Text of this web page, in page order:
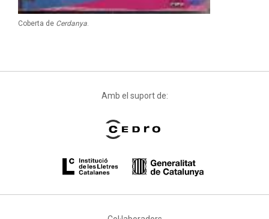
Coberta de Cerdanya.
Amb el suport de: